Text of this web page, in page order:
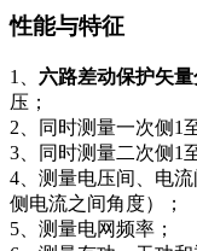
性能与特征
1、 六路差动保护矢量
压；
2、同时测量一次侧1
3、同时测量二次侧1
4、测量电压间、电
侧电流之间角度）；
5、测量电网频率；